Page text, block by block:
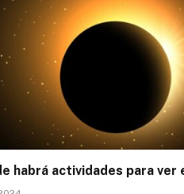
habrá actividades para ver